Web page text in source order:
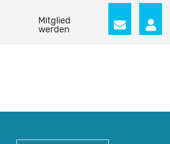
Mitglied
werden